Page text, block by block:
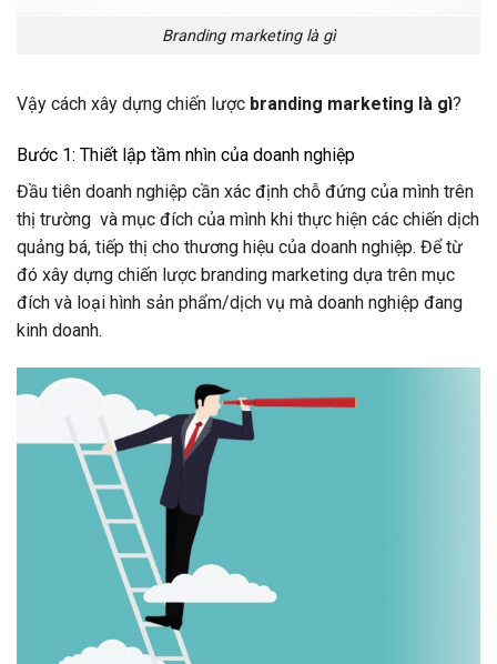
Branding marketing là gì
Vậy cách xây dựng chiến lược branding marketing là gì?
Bước 1: Thiết lập tầm nhìn của doanh nghiệp
Đầu tiên doanh nghiệp cần xác định chỗ đứng của mình trên
thị trường và mục đích của mình khi thực hiện các chiến dịch
quảng bá, tiếp thị cho thương hiệu của doanh nghiệp. Để từ
đó xây dựng chiến lược branding marketing dựa trên mục
đích và loại hình sản phẩm/dịch vụ mà doanh nghiệp đang
kinh doanh.